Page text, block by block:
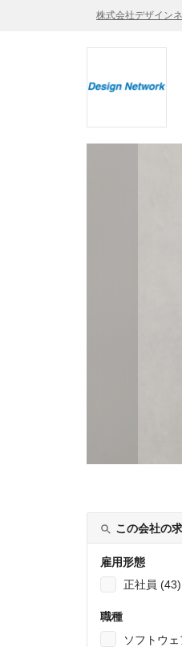
株式会社デザイン
この会社の
雇用形態
正社員 (43)
職種
ソフトウ